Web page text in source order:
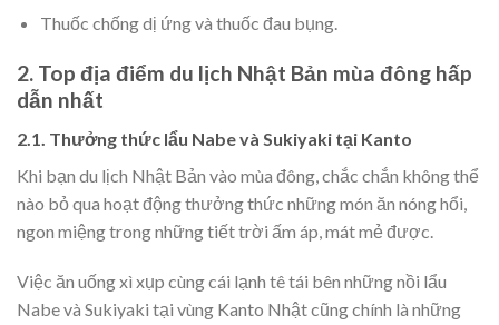
Thuốc chống dị ứng và thuốc đau bụng.
2. Top địa điểm du lịch Nhật Bản mùa đông hấp
dẫn nhất
2.1. Thưởng thức lẩu Nabe và Sukiyaki tại Kanto
Khi bạn du lịch Nhật Bản vào mùa đông, chắc chắn không thể
nào bỏ qua hoạt động thưởng thức những món ăn nóng hổi,
ngon miệng trong những tiết trời ấm áp, mát mẻ được.
Việc ăn uống xì xụp cùng cái lạnh tê tái bên những nồi lẩu
Nabe và Sukiyaki tại vùng Kanto Nhật cũng chính là những